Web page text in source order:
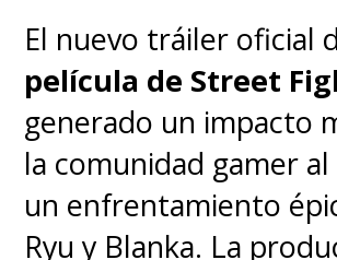
La película llegará a
pero es imposible
por ahora, cuándo
aquello, más aún
millones de personas
cuarentena (Fase 1) a
El nuevo tráiler oficial
película de Street
generado un impacto
la comunidad gamer
un enfrentamiento
Ryu y Blanka. La